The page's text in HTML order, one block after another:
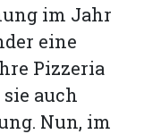
im Jahr
eine
Pizzeria
sie auch
Nun, im